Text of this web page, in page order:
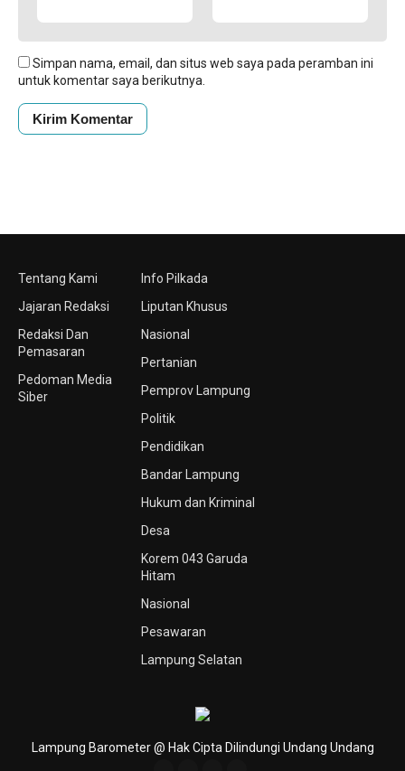
Simpan nama, email, dan situs web saya pada peramban ini
untuk komentar saya berikutnya.
Tentang Kami
Jajaran Redaksi
Redaksi Dan
Pemasaran
Pedoman Media
Siber
Info Pilkada
Liputan Khusus
Nasional
Pertanian
Pemprov Lampung
Politik
Pendidikan
Bandar Lampung
Hukum dan Kriminal
Desa
Korem 043 Garuda
Hitam
Nasional
Pesawaran
Lampung Selatan
Lampung Barometer @ Hak Cipta Dilindungi Undang Undang